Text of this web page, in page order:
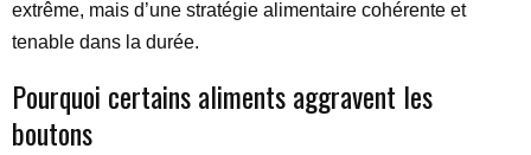
extrême, mais d’une stratégie alimentaire cohérente et
tenable dans la durée.
Pourquoi certains aliments aggravent les
boutons